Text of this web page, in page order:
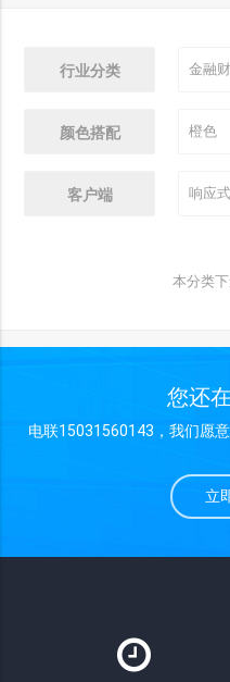
行业分类
颜色搭配
客户端
本分类下
您还
电联15031560143，我们愿
立